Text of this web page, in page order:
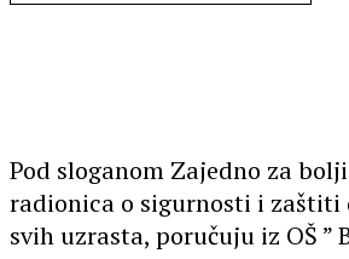
Pod sloganom Zajedno za
radionica o sigurnosti i zaštiti
svih uzrasta, poručuju iz OŠ ”